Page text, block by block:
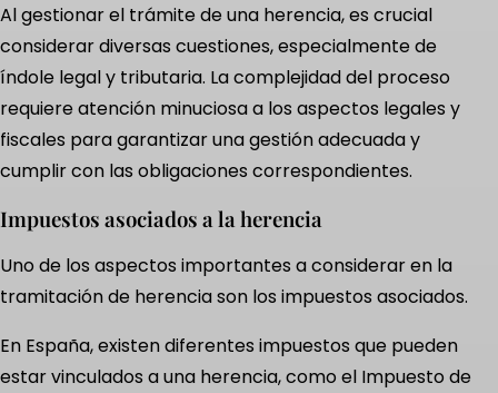
Al gestionar el trámite de una herencia, es crucial
considerar diversas cuestiones, especialmente de
índole legal y tributaria. La complejidad del proceso
requiere atención minuciosa a los aspectos legales y
fiscales para garantizar una gestión adecuada y
cumplir con las obligaciones correspondientes.
Impuestos asociados a la herencia
Uno de los aspectos importantes a considerar en la
tramitación de herencia son los impuestos asociados.
En España, existen diferentes impuestos que pueden
estar vinculados a una herencia, como el Impuesto de